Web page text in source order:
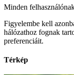
Minden
Figyelembe kell
hálózathoz fognak
preferenciáit.
Térkép